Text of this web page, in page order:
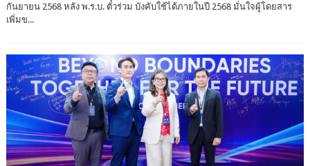
กันยายน 2568 หลัง พ.ร.บ. ตั๋วร่วม บังคับใช้ได้ภายในปี 2568 มั่นใจผู้โดยสาร
เพิ่มข...